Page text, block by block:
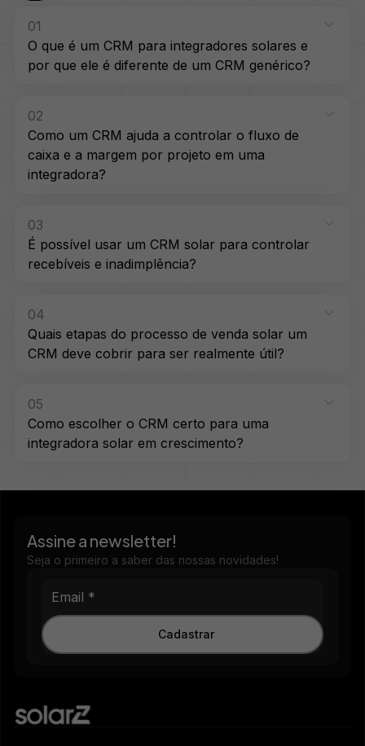
01
O que é um CRM para integradores solares e
por que ele é diferente de um CRM genérico?
02
Como um CRM ajuda a controlar o fluxo de
caixa e a margem por projeto em uma
integradora?
03
É possível usar um CRM solar para controlar
recebíveis e inadimplência?
04
Quais etapas do processo de venda solar um
CRM deve cobrir para ser realmente útil?
05
Como escolher o CRM certo para uma
integradora solar em crescimento?
Assine a newsletter!
Seja o primeiro a saber das nossas novidades!
Cadastrar